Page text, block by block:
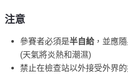
注意
參賽者必須是半自給，並應
(天氣將炎熱和潮濕)
禁止在檢查站以外接受外界